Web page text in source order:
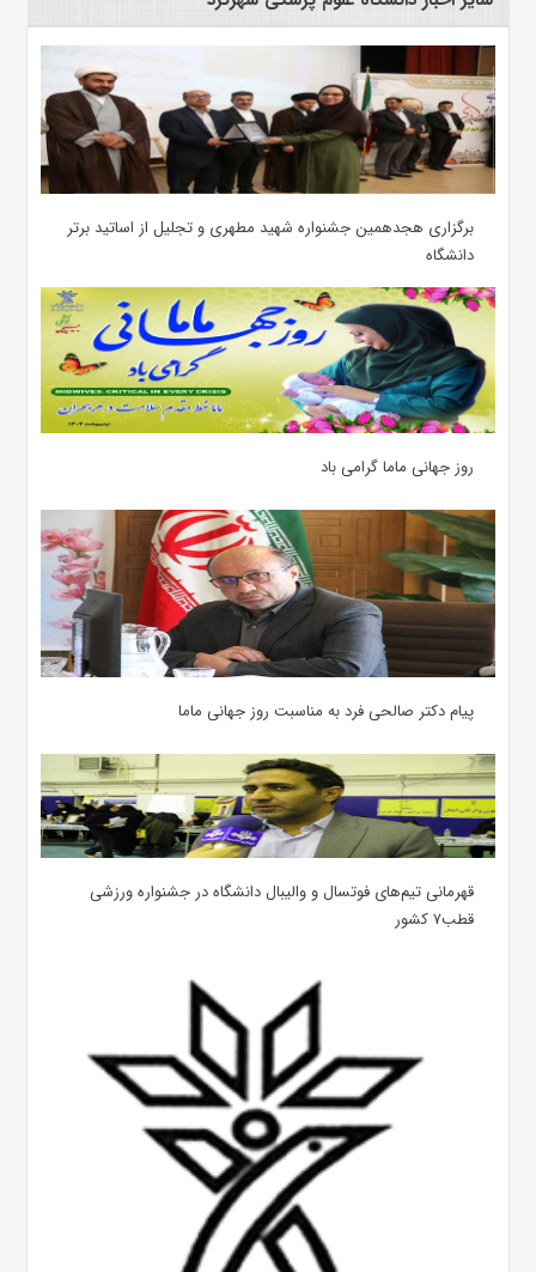
برگزاری هجدهمین جشنواره شهید مطهری و تجلیل از اساتید برتر
دانشگاه
روز جهانی ماما گرامی باد
پیام دکتر صالحی فرد به مناسبت روز جهانی ماما
قهرمانی تیم‌های فوتسال و والیبال دانشگاه در جشنواره ورزشی
قطب۷ کشور